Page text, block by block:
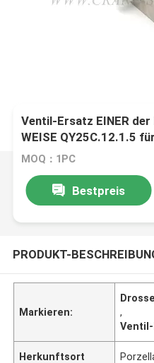
Ventil-Ersatz EINER
WEISE QY25C.12.1.5
MOQ：1PC
Bestpreis
PRODUKT-
Markieren:
,
Ventil-
Herkunftsort